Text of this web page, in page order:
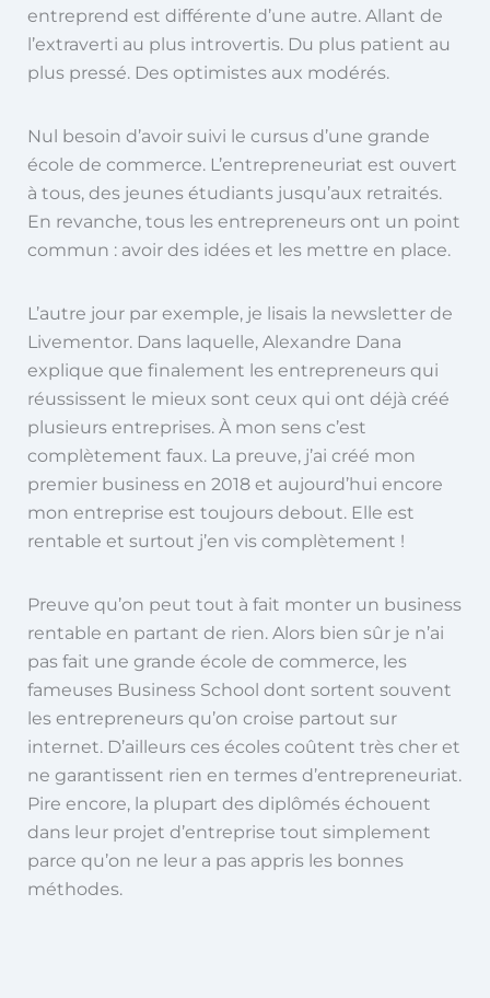
entreprend est différente d’une autre. Allant de
l’extraverti au plus introvertis. Du plus patient au
plus pressé. Des optimistes aux modérés.
Nul besoin d’avoir suivi le cursus d’une grande
école de commerce. L’entrepreneuriat est ouvert
à tous, des jeunes étudiants jusqu’aux retraités.
En revanche, tous les entrepreneurs ont un point
commun : avoir des idées et les mettre en place.
L’autre jour par exemple, je lisais la newsletter de
Livementor. Dans laquelle, Alexandre Dana
explique que finalement les entrepreneurs qui
réussissent le mieux sont ceux qui ont déjà créé
plusieurs entreprises. À mon sens c’est
complètement faux. La preuve, j’ai créé mon
premier business en 2018 et aujourd’hui encore
mon entreprise est toujours debout. Elle est
rentable et surtout j’en vis complètement !
Preuve qu’on peut tout à fait monter un business
rentable en partant de rien. Alors bien sûr je n’ai
pas fait une grande école de commerce, les
fameuses Business School dont sortent souvent
les entrepreneurs qu’on croise partout sur
internet. D’ailleurs ces écoles coûtent très cher et
ne garantissent rien en termes d’entrepreneuriat.
Pire encore, la plupart des diplômés échouent
dans leur projet d’entreprise tout simplement
parce qu’on ne leur a pas appris les bonnes
méthodes.